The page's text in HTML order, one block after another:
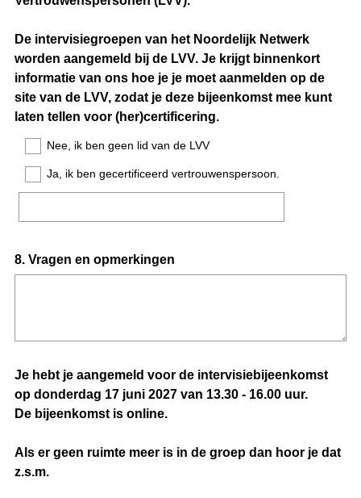
Title
De intervisiegroepen van het Noordelijk Netwerk
worden aangemeld bij de LVV. Je krijgt binnenkort
informatie van ons hoe je je moet aanmelden op de
site van de LVV, zodat je deze bijeenkomst mee kunt
laten tellen voor (her)certificering.
r
e
Nee, ik ben geen lid van de LVV
Ja, ik ben gecertificeerd vertrouwenspersoon.
Question
8. Vragen en opmerkingen
Question
Title
Je hebt je aangemeld voor de intervisiebijeenkomst
op donderdag 17 juni 2027 van 13.30 - 16.00 uur.
De bijeenkomst is online.
Als er geen ruimte meer is in de groep dan hoor je dat
z.s.m.